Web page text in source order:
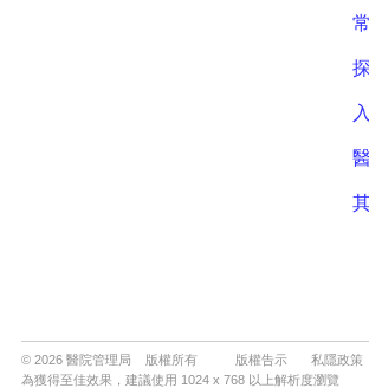
© 2026 醫院管理局 版權所有 版權告示 私隱政策
為獲得至佳效果，建議使用 1024 x 768 以上解析度瀏覽